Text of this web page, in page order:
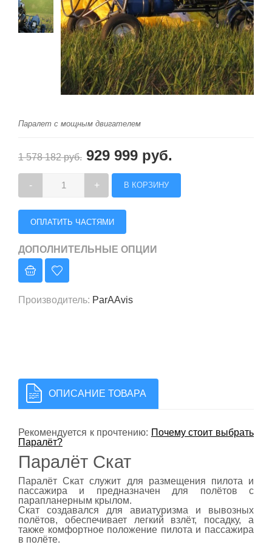
Паралет с мощным двигателем
1 578 182 руб. 929 999 руб.
- +
ОПЛАТИТЬ ЧАСТЯМИ
ДОПОЛНИТЕЛЬНЫЕ ОПЦИИ
Производитель: ParAAvis
ОПИСАНИЕ ТОВАРА
Рекомендуется к прочтению: Почему стоит выбрать
Паралёт?
Паралёт Скат
Паралёт Скат служит для размещения пилота и
пассажира и предназначен для полётов с
парапланерным крылом.
Скат создавался для авиатуризма и вывозных
полётов, обеспечивает легкий взлёт, посадку, а
также комфортное положение пилота и пассажира
в полёте.